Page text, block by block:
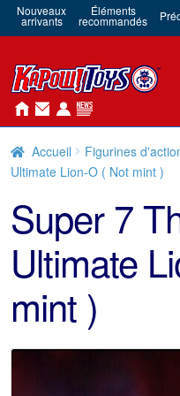
Nouveaux
arrivants
Éléments
recommandés
Accueil Figurines
Ultimate Lion-O ( Not mint )
Super 7
Ultimate
mint )